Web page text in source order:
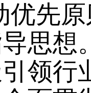
优先
思想
领行